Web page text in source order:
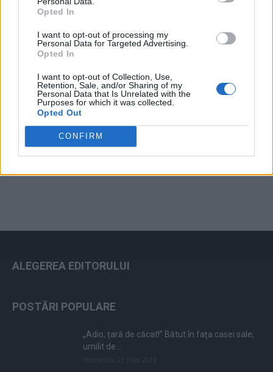
Opted In
I want to opt-out of processing my
Personal Data for Targeted Advertising.
Opted In
I want to opt-out of Collection, Use,
Retention, Sale, and/or Sharing of my
Personal Data that Is Unrelated with the
Purposes for which it was collected.
Opted Out
CONFIRM
ad
ALEGEREA EDITORULUI
POSTĂRI POPULARE
„Adio, țară de căcat!” Bătut în fața casei sale,
umilit de...